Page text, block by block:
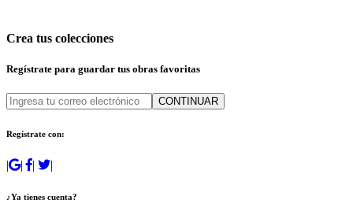
Crea tus colecciones
Regístrate para guardar tus obras favoritas
CONTINUAR
Regístrate con:
| | | |
¿Ya tienes cuenta?